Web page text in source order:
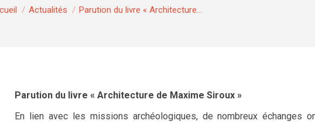
êtes ici :Actualités Parution du livre « Architecture…
Parution du livre « Architecture de Maxime Siroux »
En lien avec les missions archéologiques, de nombreux échanges